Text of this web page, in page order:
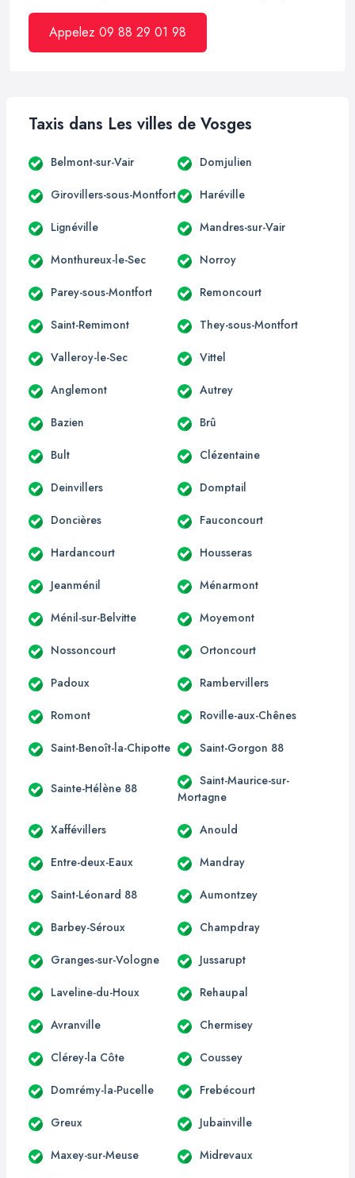
Appelez 09 88 29 01 98
Taxis dans Les villes de Vosges
Belmont-sur-Vair Domjulien
Girovillers-sous-Montfort Haréville
Lignéville Mandres-sur-Vair
Monthureux-le-Sec Norroy
Parey-sous-Montfort Remoncourt
Saint-Remimont They-sous-Montfort
Valleroy-le-Sec Vittel
Anglemont Autrey
Bazien Brû
Bult Clézentaine
Deinvillers Domptail
Doncières Fauconcourt
Hardancourt Housseras
Jeanménil Ménarmont
Ménil-sur-Belvitte Moyemont
Nossoncourt Ortoncourt
Padoux Rambervillers
Romont Roville-aux-Chênes
Saint-Benoît-la-Chipotte Saint-Gorgon 88
Sainte-Hélène 88
Saint-Maurice-sur-
Mortagne
Xaffévillers Anould
Entre-deux-Eaux Mandray
Saint-Léonard 88 Aumontzey
Barbey-Séroux Champdray
Granges-sur-Vologne Jussarupt
Laveline-du-Houx Rehaupal
Avranville Chermisey
Clérey-la Côte Coussey
Domrémy-la-Pucelle Frebécourt
Greux Jubainville
Maxey-sur-Meuse Midrevaux